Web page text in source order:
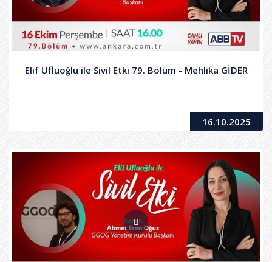
Elif Ufluoğlu ile Sivil Etki 79. Bölüm - Mehlika GİDER
16.10.2025